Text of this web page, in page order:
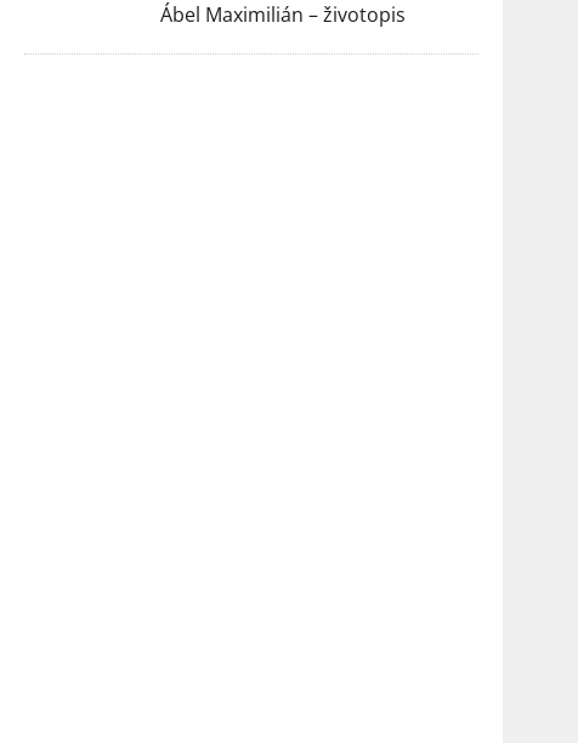
Ábel Maximilián – životopis